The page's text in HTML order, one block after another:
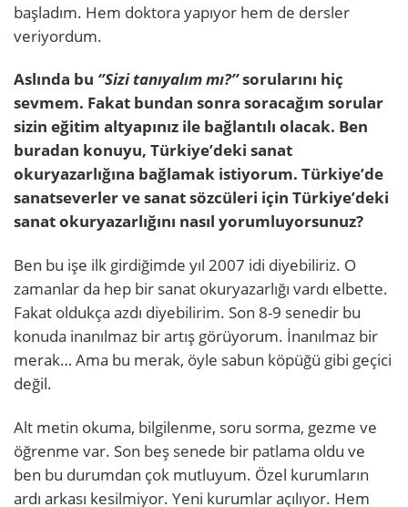
başladım. Hem doktora yapıyor hem de dersler
veriyordum.
Aslında bu ‘’Sizi tanıyalım mı?’’sorularını hiç
sevmem. Fakat bundan sonra soracağım sorular
sizin eğitim altyapınız ile bağlantılı olacak. Ben
buradan konuyu, Türkiye’deki sanat
okuryazarlığına bağlamak istiyorum. Türkiye’de
sanatseverler ve sanat sözcüleri için Türkiye’deki
sanat okuryazarlığını nasıl yorumluyorsunuz?
Ben bu işe ilk girdiğimde yıl 2007 idi diyebiliriz. O
zamanlar da hep bir sanat okuryazarlığı vardı elbette.
Fakat oldukça azdı diyebilirim. Son 8-9 senedir bu
konuda inanılmaz bir artış görüyorum. İnanılmaz bir
merak… Ama bu merak, öyle sabun köpüğü gibi geçici
değil.
Alt metin okuma, bilgilenme, soru sorma, gezme ve
öğrenme var. Son beş senede bir patlama oldu ve
ben bu durumdan çok mutluyum. Özel kurumların
ardı arkası kesilmiyor. Yeni kurumlar açılıyor. Hem